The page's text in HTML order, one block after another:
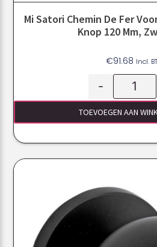
Mi Satori Chemin De Fer
Knop 120 Mm,
€91.68 Incl.
-
TOEVOEGEN AAN